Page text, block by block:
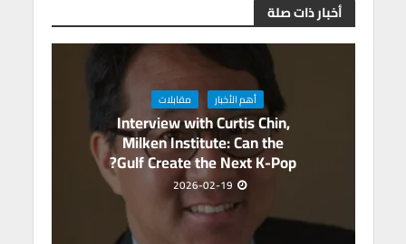
o
p
p
أخبار ذات صلة
أهم الأخبار مقابلات
Interview with Curtis Chin,
Milken Institute: Can the
Gulf Create the Next K-Pop?
2026-02-19